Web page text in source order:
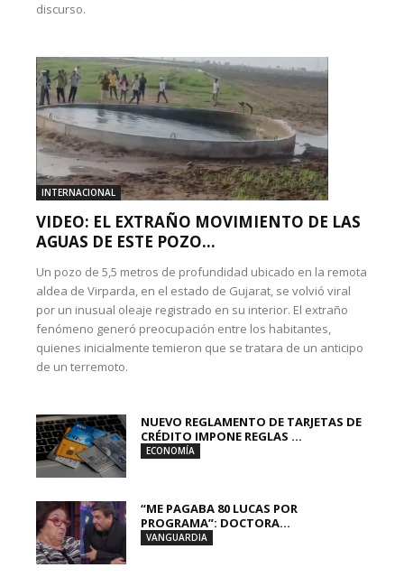
discurso.
INTERNACIONAL
VIDEO: EL EXTRAÑO MOVIMIENTO DE LAS
AGUAS DE ESTE POZO...
Un pozo de 5,5 metros de profundidad ubicado en la remota
aldea de Virparda, en el estado de Gujarat, se volvió viral
por un inusual oleaje registrado en su interior. El extraño
fenómeno generó preocupación entre los habitantes,
quienes inicialmente temieron que se tratara de un anticipo
de un terremoto.
NUEVO REGLAMENTO DE TARJETAS DE
CRÉDITO IMPONE REGLAS ...
ECONOMÍA
“ME PAGABA 80 LUCAS POR
PROGRAMA”: DOCTORA...
VANGUARDIA